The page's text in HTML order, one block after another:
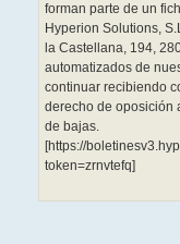
forman parte de un
Hyperion Solutions,
la Castellana, 194,
automatizados de
continuar recibiendo
derecho de oposición
de bajas.
[https://
token=zrnvtefq]